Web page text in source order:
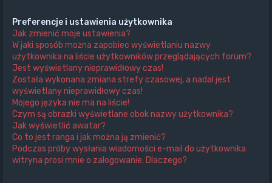
Preferencje i ustawienia użytkownika
Jak zmienić moje ustawienia?
W jaki sposób można zapobiec wyświetlaniu nazwy
użytkownika na liście użytkowników przeglądających forum?
Jest wyświetlany nieprawidłowy czas!
Została wykonana zmiana strefy czasowej, a nadal jest
wyświetlany nieprawidłowy czas!
Mojego języka nie ma na liście!
Czym są obrazki wyświetlane obok nazwy użytkownika?
Jak wyświetlić awatar?
Co to jest ranga i jak można ją zmienić?
Podczas próby wysłania wiadomości e-mail do użytkownika
witryna prosi mnie o zalogowanie. Dlaczego?